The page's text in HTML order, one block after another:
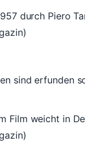
durch Piero
sind erfunden
Film weicht in